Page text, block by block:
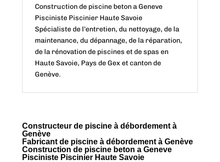
Construction de piscine beton a Geneve
Pisciniste Piscinier Haute Savoie
Spécialiste de l’entretien, du nettoyage, de la
maintenance, du dépannage, de la réparation,
de la rénovation de piscines et de spas en
Haute Savoie, Pays de Gex et canton de
Genève.
Constructeur de piscine à débordement à
Genève
Fabricant de piscine à débordement à Genève
Construction de piscine beton a Geneve
Pisciniste Piscinier Haute Savoie